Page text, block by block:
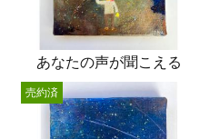
あなたの声が聞こえる
売約済